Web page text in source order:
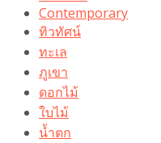
Contemporary
ทิวทัศน์
ทะเล
ภูเขา
ดอกไม้
ใบไม้
น้ำตก